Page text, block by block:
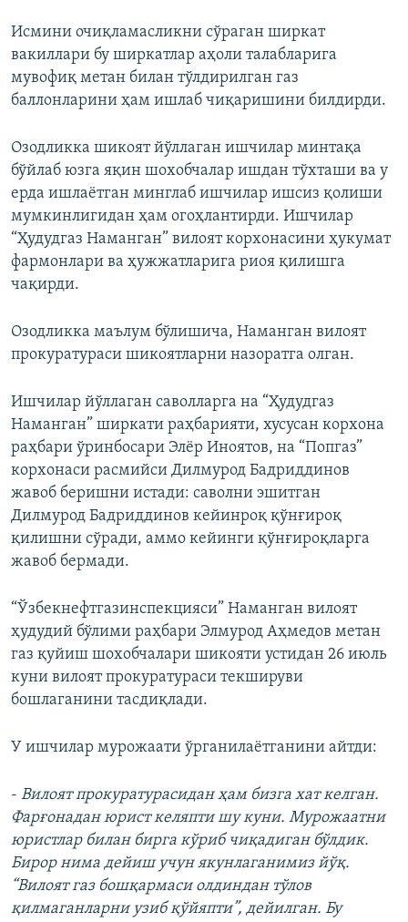
Исмини очиқламасликни сўраган ширкат
вакиллари бу ширкатлар аҳоли талабларига
мувофиқ метан билан тўлдирилган газ
баллонларини ҳам ишлаб чиқаришини билдирди.
Озодликка шикоят йўллаган ишчилар минтақа
бўйлаб юзга яқин шохобчалар ишдан тўхташи ва у
ерда ишлаётган минглаб ишчилар ишсиз қолиши
мумкинлигидан ҳам огоҳлантирди. Ишчилар
“Ҳудудгаз Наманган” вилоят корхонасини ҳукумат
фармонлари ва ҳужжатларига риоя қилишга
чақирди.
Озодликка маълум бўлишича, Наманган вилоят
прокуратураси шикоятларни назоратга олган.
Ишчилар йўллаган саволларга на “Ҳудудгаз
Наманган” ширкати раҳбарияти, хусусан корхона
раҳбари ўринбосари Элёр Иноятов, на “Попгаз”
корхонаси расмийси Дилмурод Бадриддинов
жавоб беришни истади: саволни эшитган
Дилмурод Бадриддинов кейинроқ қўнғироқ
қилишни сўради, аммо кейинги қўнғироқларга
жавоб бермади.
“Ўзбекнефтгазинспекцияси” Наманган вилоят
ҳудудий бўлими раҳбари Элмурод Аҳмедов метан
газ қуйиш шохобчалари шикояти устидан 26 июль
куни вилоят прокуратураси текшируви
бошлаганини тасдиқлади.
У ишчилар мурожаати ўрганилаётганини айтди:
- Вилоят прокуратурасидан ҳам бизга хат келган.
Фарғонадан юрист келяпти шу куни. Мурожаатни
юристлар билан бирга кўриб чиқадиган бўлдик.
Бирор нима дейиш учун якунлаганимиз йўқ.
“Вилоят газ бошқармаси олдиндан тўлов
қилмаганларни узиб қўйяпти”, дейилган. Бу